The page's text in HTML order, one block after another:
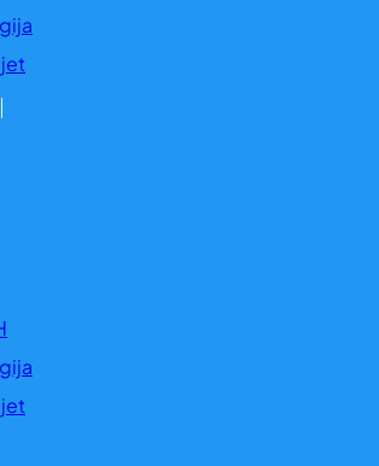
vodovodne infrastrukture na Trgu Alije